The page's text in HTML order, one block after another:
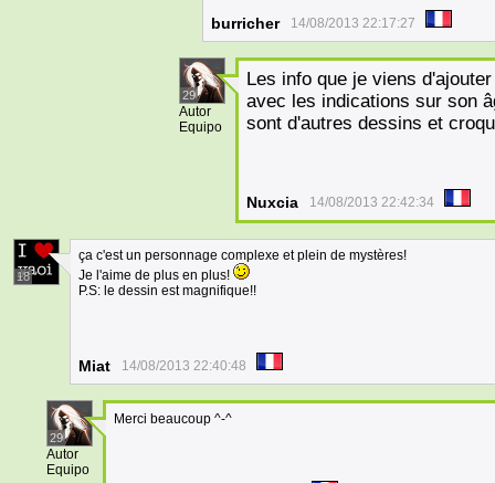
burricher 14/08/2013 22:17:27
29
Autor
Equipo
Les info que je viens
avec les indications sur son
sont d'autres dessins et
Nuxcia 14/08/2013 22:42:34
18
ça c'est un personnage complexe et plein de mystères!
Je l'aime de plus en plus!
P.S: le dessin est magnifique!!
Miat 14/08/2013 22:40:48
29
Autor
Equipo
Merci beaucoup ^-^